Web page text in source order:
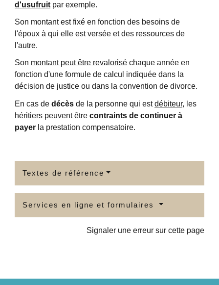
d'usufruit par exemple.
Son montant est fixé en fonction des besoins de
l'époux à qui elle est versée et des ressources de
l'autre.
Son montant peut être revalorisé chaque année en
fonction d'une formule de calcul indiquée dans la
décision de justice ou dans la convention de divorce.
En cas de décès de la personne qui estdébiteur, les
héritiers peuvent être contraints de continuer à
payer la prestation compensatoire.
Textes de référence
Services en ligne et formulaires
Signaler une erreur sur cette page